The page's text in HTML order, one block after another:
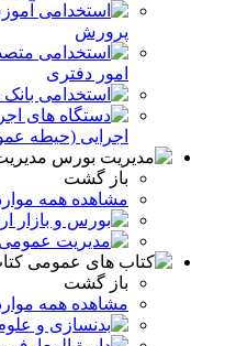
پرورش
امور دفتری
اجرایی (حیطه
باز گشت
مشاهده همه
باز گشت
مشاهده همه